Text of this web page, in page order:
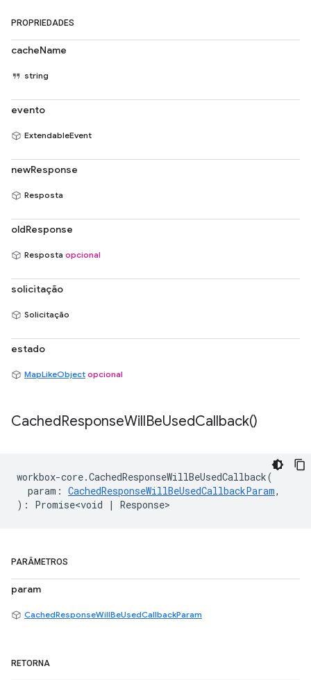
PROPRIEDADES
cacheName
string
evento
ExtendableEvent
newResponse
Resposta
oldResponse
Resposta opcional
solicitação
Solicitação
estado
MapLikeObject opcional
CachedResponseWillBeUsedCallback()
workbox-core.CachedResponseWillBeUsedCallback(
param : CachedResponseWillBeUsedCallbackParam,
) : Promise<void | Response>
PARÂMETROS
param
CachedResponseWillBeUsedCallbackParam
RETORNA